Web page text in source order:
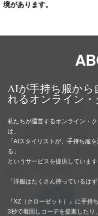
界中で使われるサービスを
AIが手持ち服から
れるオンライン
私たちが運営するオンライン・
は、
「AIスタイリストが、手持ち服
る」
というサービスを提供しています
「洋服はたくさん持っているは
『XZ（クローゼット）』に手持
3秒で着回しコーデを提案したり、